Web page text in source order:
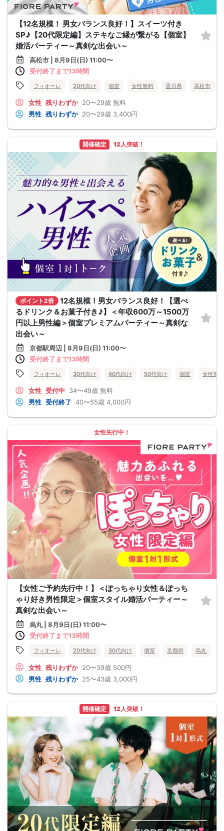
【12名規模！ 男女バランス良好！】スイーツ付き
SP♪【20代限定編】ステキなご縁が繋がる【個室】
婚活パーティー～真剣な出会い～
高松市 | 8月9日(日) 11:00〜
受付終了まで13時間
フィオーレ 20代向け 個室 女性無料 香川県 高松市
女性 残りわずか 20〜29歳 無料
男性 残りわずか 20〜29歳 3,400円
開催確定 12人突破！
ポイント2倍
12名規模！男女バランス良好！【選べ
るドリンク＆お菓子付き♪】＜年収600万～1500万
円以上男性編＞個室プレミアムパーティー～真剣な
出会い～
京都駅周辺 | 8月9日(日) 11:00〜
受付終了まで13時間
フィオーレ 30代向け 40代向け 50代向け 個室 女性無料
女性 受付中 34〜49歳 無料
男性 受付終了 40〜55歳 4,000円
女性先行中！
【女性ご予約先行中！】＜ぽっちゃり女性＆ぽっち
ゃり好き男性限定＞個室スタイル婚活パーティー～
真剣な出会い～
烏丸 | 8月9日(日) 11:00〜
受付終了まで13時間
フィオーレ 20代向け 30代向け 個室 京都府 烏丸
女性 残りわずか 20〜39歳 500円
男性 残りわずか 25〜43歳 3,000円
開催確定 12人突破！